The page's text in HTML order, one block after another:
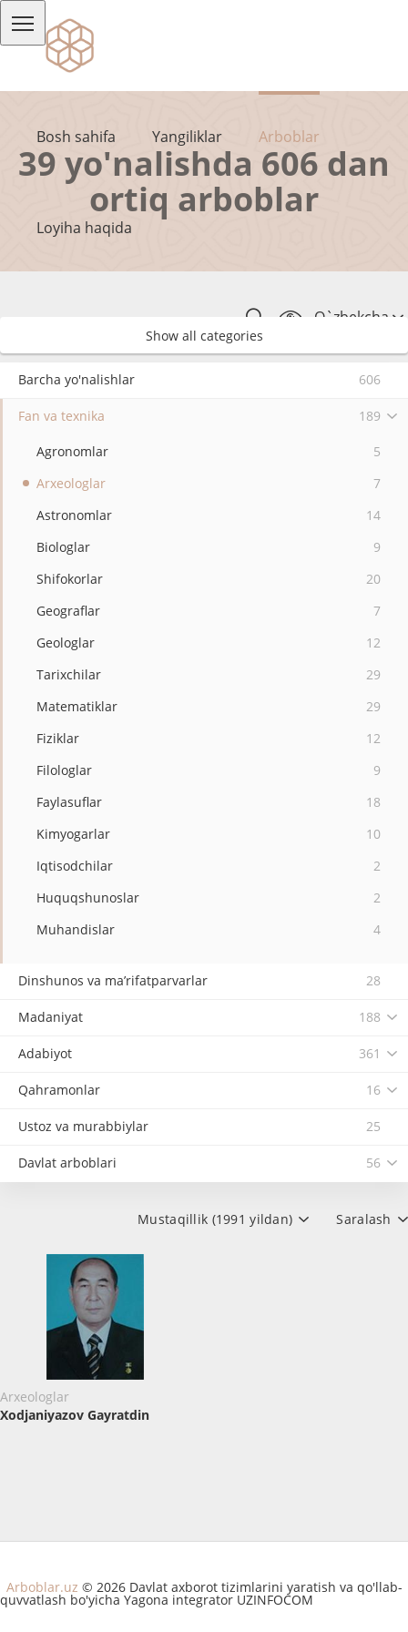
Bosh sahifa Yangiliklar Arboblar
Loyiha haqida
O`zbekcha
39 yo'nalishda 606 dan
ortiq arboblar
Show all categories
Barcha yo'nalishlar 606
Fan va texnika 189
Agronomlar
5
Arxeologlar
7
Astronomlar
14
Biologlar
9
Shifokorlar
20
Geograflar
7
Geologlar
12
Tarixchilar
29
Matematiklar
29
Fiziklar
12
Filologlar
9
Faylasuflar
18
Kimyogarlar
10
Iqtisodchilar
2
Huquqshunoslar
2
Muhandislar
4
Dinshunos va ma’rifatparvarlar 28
Madaniyat 188
Adabiyot 361
Qahramonlar 16
Ustoz va murabbiylar 25
Davlat arboblari 56
Saralash
Mustaqillik (1991 yildan)
Arxeologlar
Xodjaniyazov Gayratdin
Arboblar.uz © 2026 Davlat axborot tizimlarini yaratish va qo'llab-
quvvatlash bo'yicha Yagona integrator UZINFOCOM